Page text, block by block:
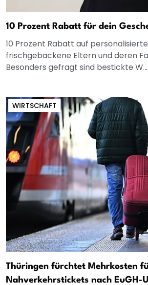
10 Prozent Rabatt für dein
10 Prozent Rabatt auf
frischgebackene Eltern und deren
Besonders gefragt sind bestickte W...
WIRTSCHAFT
Thüringen fürchtet Mehrkosten
Nahverkehrstickets nach EuGH-